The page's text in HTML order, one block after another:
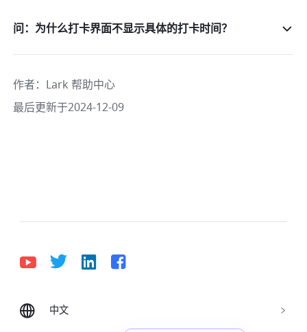
问：为什么打卡界面不显示具体的打卡时间？
作者： Lark 帮助中心
最后更新于2024-12-09
中文
Deutsch English